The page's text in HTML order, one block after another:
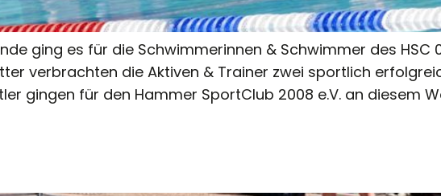
ging es für die Schwimmerinnen & Schwimmer des HSC
verbrachten die Aktiven & Trainer zwei sportlich
gingen für den Hammer SportClub 2008 e.V. an diesem